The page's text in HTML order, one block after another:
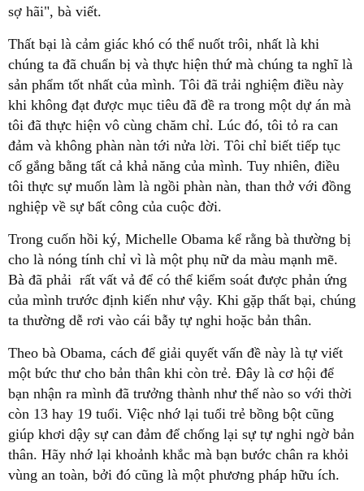
sợ hãi", bà viết.
Thất bại là cảm giác khó có thể nuốt trôi, nhất là khi
chúng ta đã chuẩn bị và thực hiện thứ mà chúng ta nghĩ là
sản phẩm tốt nhất của mình. Tôi đã trải nghiệm điều này
khi không đạt được mục tiêu đã đề ra trong một dự án mà
tôi đã thực hiện vô cùng chăm chỉ. Lúc đó, tôi tỏ ra can
đảm và không phàn nàn tới nửa lời. Tôi chỉ biết tiếp tục
cố gắng bằng tất cả khả năng của mình. Tuy nhiên, điều
tôi thực sự muốn làm là ngồi phàn nàn, than thở với đồng
nghiệp về sự bất công của cuộc đời.
Trong cuốn hồi ký, Michelle Obama kể rằng bà thường bị
cho là nóng tính chỉ vì là một phụ nữ da màu mạnh mẽ.
Bà đã phải rất vất vả để có thể kiểm soát được phản ứng
của mình trước định kiến như vậy. Khi gặp thất bại, chúng
ta thường dễ rơi vào cái bẫy tự nghi hoặc bản thân.
Theo bà Obama, cách để giải quyết vấn đề này là tự viết
một bức thư cho bản thân khi còn trẻ. Đây là cơ hội để
bạn nhận ra mình đã trưởng thành như thế nào so với thời
còn 13 hay 19 tuổi. Việc nhớ lại tuổi trẻ bồng bột cũng
giúp khơi dậy sự can đảm để chống lại sự tự nghi ngờ bản
thân. Hãy nhớ lại khoảnh khắc mà bạn bước chân ra khỏi
vùng an toàn, bởi đó cũng là một phương pháp hữu ích.